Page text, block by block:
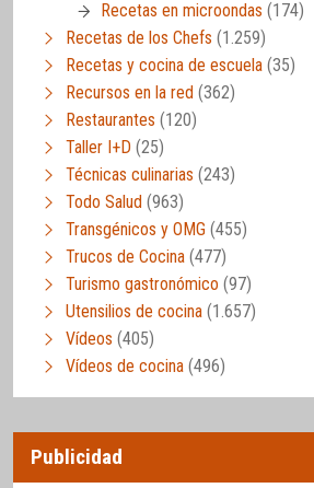
Recetas en microondas (174)
Recetas de los Chefs (1.259)
Recetas y cocina de escuela (35)
Recursos en la red (362)
Restaurantes (120)
Taller I+D (25)
Técnicas culinarias (243)
Todo Salud (963)
Transgénicos y OMG (455)
Trucos de Cocina (477)
Turismo gastronómico (97)
Utensilios de cocina (1.657)
Vídeos (405)
Vídeos de cocina (496)
Publicidad